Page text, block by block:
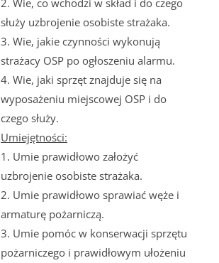
służy uzbrojenie osobiste strażaka.
3. Wie, jakie czynności wykonują
strażacy OSP po ogłoszeniu alarmu.
4. Wie, jaki sprzęt znajduje się na
wyposażeniu miejscowej OSP i do
czego służy.
Umiejętności:
1. Umie prawidłowo założyć
uzbrojenie osobiste strażaka.
2. Umie prawidłowo sprawiać węże i
armaturę pożarniczą.
3. Umie pomóc w konserwacji sprzętu
pożarniczego i prawidłowym ułożeniu